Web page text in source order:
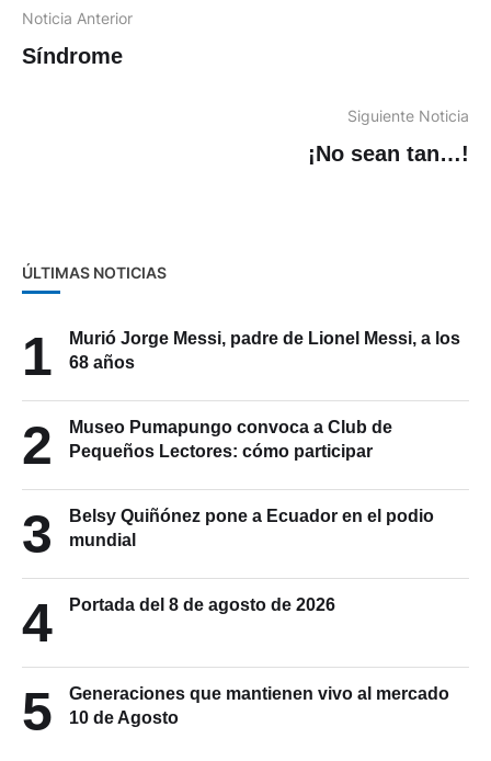
Noticia Anterior
Síndrome
Siguiente Noticia
¡No sean tan…!
ÚLTIMAS NOTICIAS
1
Murió Jorge Messi, padre de Lionel Messi, a los
68 años
2
Museo Pumapungo convoca a Club de
Pequeños Lectores: cómo participar
3
Belsy Quiñónez pone a Ecuador en el podio
mundial
4 Portada del 8 de agosto de 2026
5
Generaciones que mantienen vivo al mercado
10 de Agosto